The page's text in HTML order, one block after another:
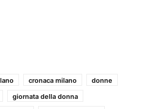
cronaca milano
donne
giornata della donna